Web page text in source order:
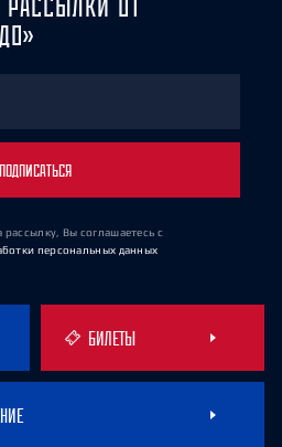
ПОДПИСАТЬСЯ
рассылку, Вы соглашаетесь с
персональных данных
БИЛЕТЫ